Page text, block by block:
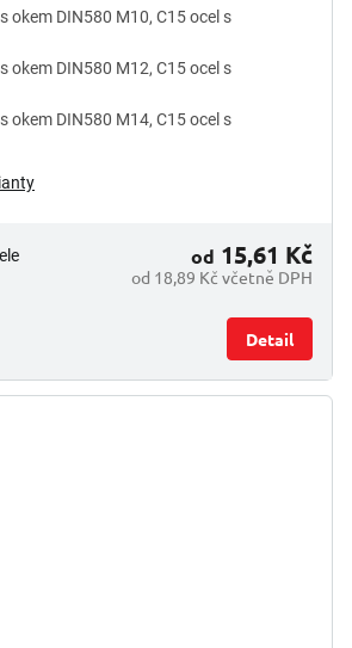
okem DIN580 M10, C15 ocel s
okem DIN580 M12, C15 ocel s
okem DIN580 M14, C15 ocel s
od 18,89 Kč včetně DPH
od 15,61 Kč
Detail